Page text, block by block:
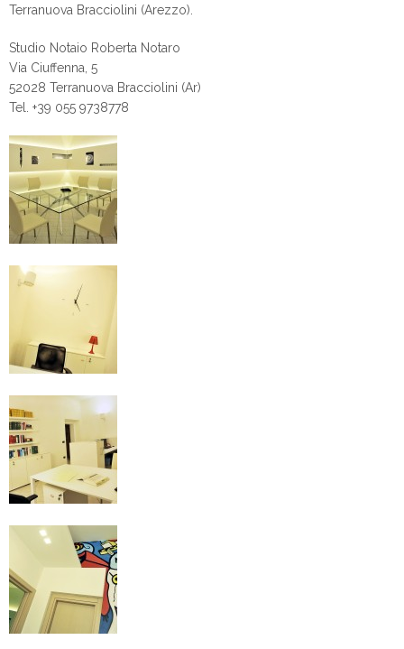
Terranuova Bracciolini (Arezzo).
Studio Notaio Roberta Notaro
Via Ciuffenna, 5
52028 Terranuova Bracciolini (Ar)
Tel. +39 055 9738778